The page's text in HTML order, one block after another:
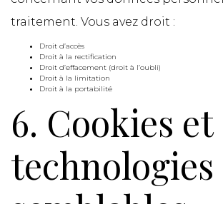
traitement. Vous avez droit :
Droit d’accès
Droit à la rectification
Droit d’effacement (droit à l’oubli)
Droit à la limitation
Droit à la portabilité
6. Cookies et
technologies